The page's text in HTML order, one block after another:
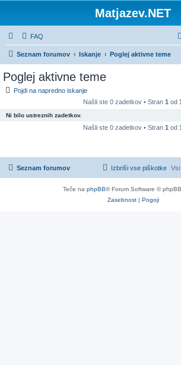
Matjazev.NET
FAQ
Seznam forumov Iskanje Poglej aktivne teme
Poglej aktivne teme
Pojdi na napredno iskanje
Našli ste 0 zadetkov • Stran 1 od
Ni bilo ustreznih zadetkov.
Našli ste 0 zadetkov • Stran 1 od
Seznam forumov Izbriši vse piškotke
Teče na phpBB® Forum Software ©
Zasebnost| Pogoji